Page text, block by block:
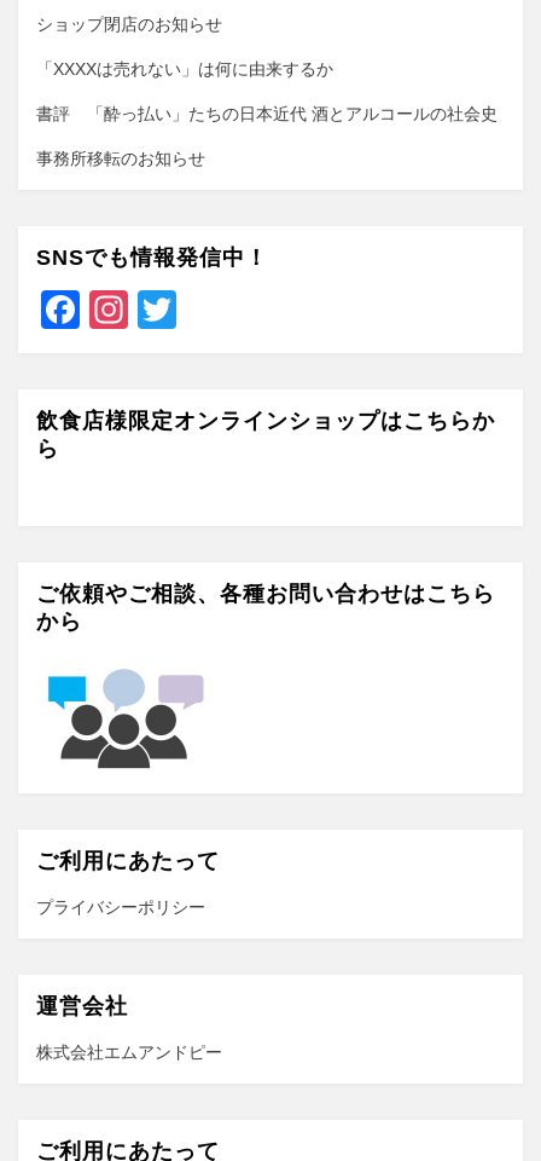
ショップ閉店のお知らせ
「XXXXは売れない」は何に由来するか
書評 「酔っ払い」たちの日本近代 酒とアルコールの社会史
事務所移転のお知らせ
SNSでも情報発信中！
F
e
k
In
gr er
飲食店様限定オンラインショップはこちらか
ら
ご依頼やご相談、各種お問い合わせはこちら
から
ご利用にあたって
プライバシーポリシー
運営会社
株式会社エムアンドピー
ご利用にあたって